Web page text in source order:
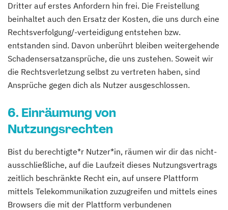
Dritter auf erstes Anfordern hin frei. Die Freistellung
beinhaltet auch den Ersatz der Kosten, die uns durch eine
Rechtsverfolgung/-verteidigung entstehen bzw.
entstanden sind. Davon unberührt bleiben weitergehende
Schadensersatzansprüche, die uns zustehen. Soweit wir
die Rechtsverletzung selbst zu vertreten haben, sind
Ansprüche gegen dich als Nutzer ausgeschlossen.
6. Einräumung von
Nutzungsrechten
Bist du berechtigte*r Nutzer*in, räumen wir dir das nicht-
ausschließliche, auf die Laufzeit dieses Nutzungsvertrags
zeitlich beschränkte Recht ein, auf unsere Plattform
mittels Telekommunikation zuzugreifen und mittels eines
Browsers die mit der Plattform verbundenen